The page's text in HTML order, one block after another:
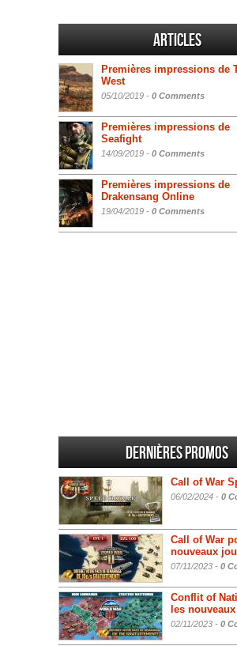
Articles
Premières impressions de
West
05/10/2019 - 0 Comments
Premières impressions de
Seafight
14/09/2019 - 0 Comments
Premières impressions de
Drakensang Online
19/04/2019 - 0 Comments
Dernières promos
Call of War
06/02/2024 - 0
Call of War
nouveaux
07/11/2023 - 0
Conflit of
les
02/11/2023 - 0